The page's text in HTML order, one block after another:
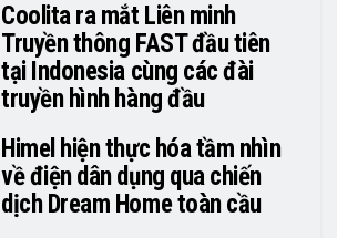
Coolita ra mắt Liên minh
Truyền thông FAST đầu tiên
tại Indonesia cùng các đài
truyền hình hàng đầu
Himel hiện thực hóa tầm nhìn
về điện dân dụng qua chiến
dịch Dream Home toàn cầu